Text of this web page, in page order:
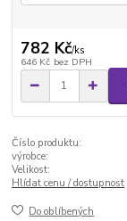
782 Kč/ks
646 Kč bez DPH
Číslo produktu:
výrobce:
Velikost:
Hlídat cenu / dostupnost
Do oblíbených